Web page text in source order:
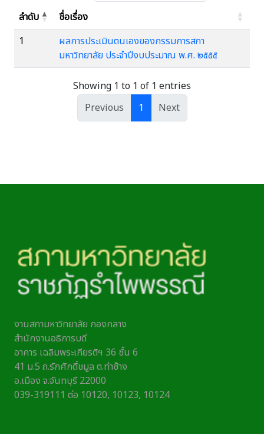
ลำดับ
ชื่อเรื่อง
1
ผลการประเมินตนเองของกรรมการสภา
มหาวิทยาลัย ประจำปีงบประมาณ พ.ศ. ๒๕๕๕
Showing 1 to 1 of 1 entries
Previous
1 Next
งานสภามหาวิทยาลัย กองกลาง
สำนักงานอธิการบดี
อาคาร เฉลิมพระเกียรติฯ 36 ชั้น 6
41 ม.5 ถ.รักศักดิ์ชมูล ต.ท่าช้าง
อ.เมือง จ.จันทบุรี 22000
039-319111 ต่อ 10120, 10123, 10124